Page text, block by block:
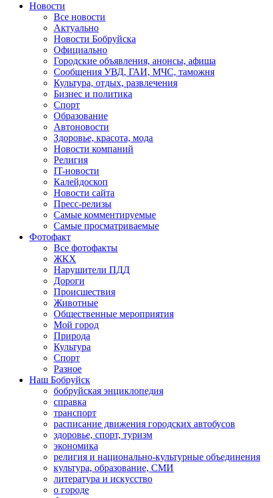
Новости
Все новости
Актуально
Новости Бобруйска
Официально
Городские объявления, анонсы, афиша
Сообщения УВД, ГАИ, МЧС, таможня
Культура, отдых, развлечения
Бизнес и политика
Спорт
Образование
Автоновости
Здоровье, красота, мода
Новости компаний
Религия
IT-новости
Калейдоскоп
Новости сайта
Пресс-релизы
Самые комментируемые
Самые просматриваемые
Фотофакт
Все фотофакты
ЖКХ
Нарушители ПДД
Дороги
Происшествия
Животные
Общественные мероприятия
Мой город
Природа
Культура
Спорт
Разное
Наш Бобруйск
бобруйская энциклопедия
справка
транспорт
расписание движения городских автобусов
здоровье, спорт, туризм
экономика
религия и национально-культурные объединения
культура, образование, СМИ
литература и искусство
о городе